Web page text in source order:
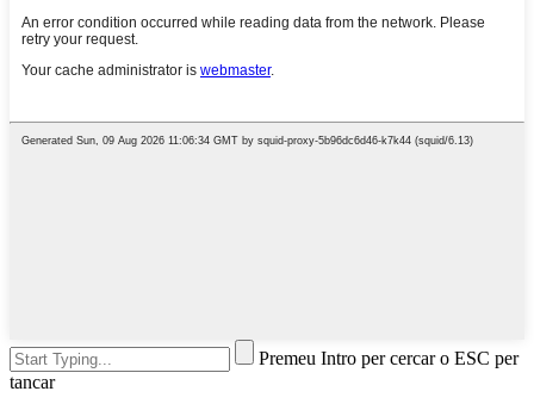
Premeu Intro per cercar o ESC per
tancar